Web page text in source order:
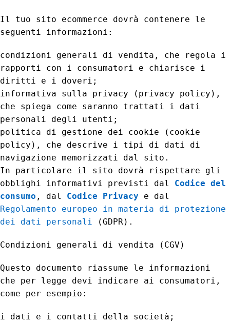
Il tuo sito ecommerce dovrà contenere le
seguenti informazioni:
condizioni generali di vendita, che regola i
rapporti con i consumatori e chiarisce i
diritti e i doveri;
informativa sulla privacy (privacy policy),
che spiega come saranno trattati i dati
personali degli utenti;
politica di gestione dei cookie (cookie
policy), che descrive i tipi di dati di
navigazione memorizzati dal sito.
In particolare il sito dovrà rispettare gli
obblighi informativi previsti dal Codice del
consumo , dal Codice Privacy e dal
Regolamento europeo in materia di protezione
dei dati personali (GDPR).
Condizioni generali di vendita (CGV)
Questo documento riassume le informazioni
che per legge devi indicare ai consumatori,
come per esempio:
i dati e i contatti della società;